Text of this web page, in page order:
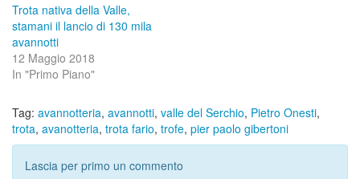
Trota nativa della Valle,
stamani il lancio di 130 mila
avannotti
12 Maggio 2018
In "Primo Piano"
Tag: avannotteria, avannotti, valle del Serchio, Pietro Onesti,
trota, avanotteria, trota fario, trofe, pier paolo gibertoni
Lascia per primo un commento